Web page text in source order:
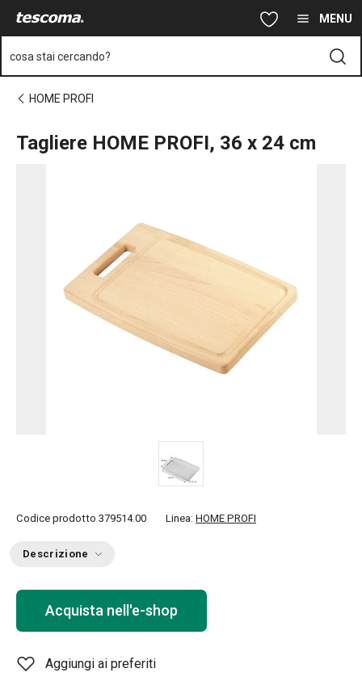
Vai al contenuto principale MENU
cosa stai cercando?
HOME PROFI
Tagliere HOME PROFI, 36 x 24 cm
Codice prodotto 379514.00 Linea: HOME PROFI
Descrizione
Acquista nell'e-shop
Aggiungi ai preferiti